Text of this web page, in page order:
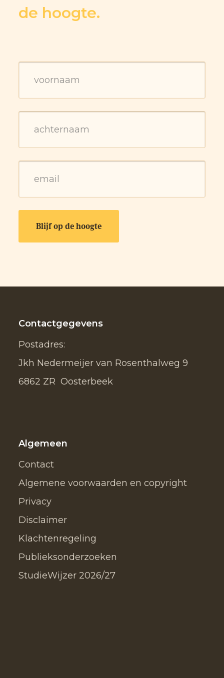
de hoogte.
Contactgegevens
Postadres:
Jkh Nedermeijer van Rosenthalweg 9
6862 ZR Oosterbeek
Algemeen
Contact
Algemene voorwaarden en copyright
Privacy
Disclaimer
Klachtenregeling
Publieksonderzoeken
StudieWijzer 2026/27